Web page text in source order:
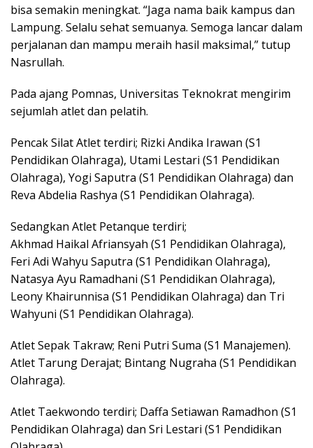
bisa semakin meningkat. “Jaga nama baik kampus dan
Lampung. Selalu sehat semuanya. Semoga lancar dalam
perjalanan dan mampu meraih hasil maksimal,” tutup
Nasrullah.
Pada ajang Pomnas, Universitas Teknokrat mengirim
sejumlah atlet dan pelatih.
Pencak Silat Atlet terdiri; Rizki Andika Irawan (S1
Pendidikan Olahraga), Utami Lestari (S1 Pendidikan
Olahraga), Yogi Saputra (S1 Pendidikan Olahraga) dan
Reva Abdelia Rashya (S1 Pendidikan Olahraga).
Sedangkan Atlet Petanque terdiri;
Akhmad Haikal Afriansyah (S1 Pendidikan Olahraga),
Feri Adi Wahyu Saputra (S1 Pendidikan Olahraga),
Natasya Ayu Ramadhani (S1 Pendidikan Olahraga),
Leony Khairunnisa (S1 Pendidikan Olahraga) dan Tri
Wahyuni (S1 Pendidikan Olahraga).
Atlet Sepak Takraw; Reni Putri Suma (S1 Manajemen).
Atlet Tarung Derajat; Bintang Nugraha (S1 Pendidikan
Olahraga).
Atlet Taekwondo terdiri; Daffa Setiawan Ramadhon (S1
Pendidikan Olahraga) dan Sri Lestari (S1 Pendidikan